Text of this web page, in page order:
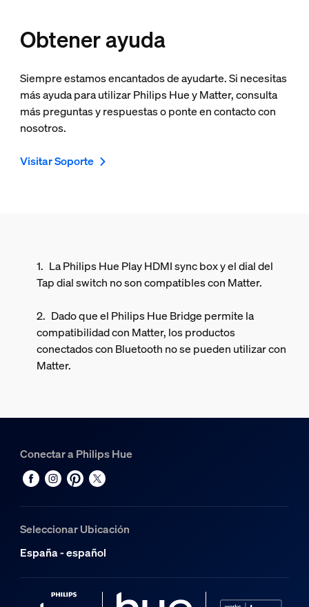
Obtener ayuda
Siempre estamos encantados de ayudarte. Si necesitas
más ayuda para utilizar Philips Hue y Matter, consulta
más preguntas y respuestas o ponte en contacto con
nosotros.
Visitar Soporte
La Philips Hue Play HDMI sync box y el dial del
Tap dial switch no son compatibles con Matter.
Dado que el Philips Hue Bridge permite la
compatibilidad con Matter, los productos
conectados con Bluetooth no se pueden utilizar con
Matter.
Conectar a Philips Hue
Seleccionar Ubicación
España - español